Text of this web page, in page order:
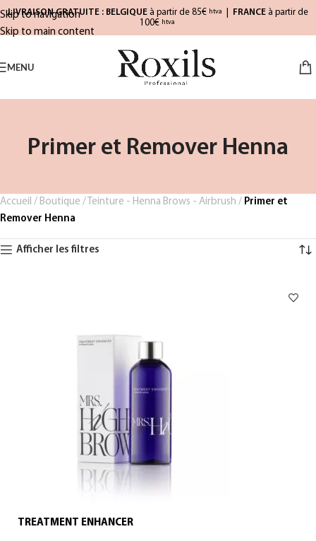
Skip to navigation
Skip to main content
LIVRAISON GRATUITE : BELGIQUE à partir de 85€ htva FRANCE à partir de
100€ htva
MENU
Primer et Remover Henna
Accueil / Boutique / Teinture - Henna Brows - Airbrush / Primer et
Remover Henna
Afficher les filtres
TREATMENT ENHANCER